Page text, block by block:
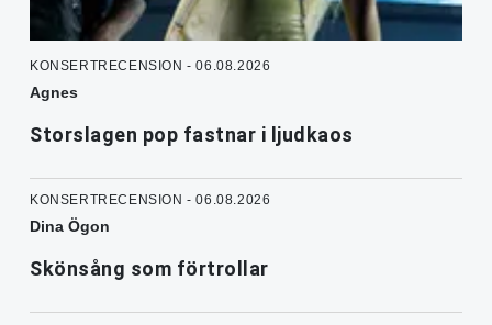
KONSERTRECENSION - 06.08.2026
Agnes
Storslagen pop fastnar i ljudkaos
KONSERTRECENSION - 06.08.2026
Dina Ögon
Skönsång som förtrollar